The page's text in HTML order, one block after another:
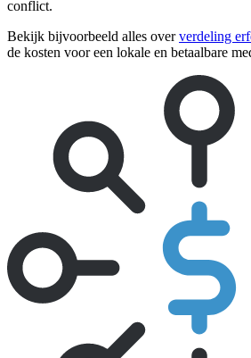
conflict.
Bekijk bijvoorbeeld alles oververdeling
de kosten voor een lokale en betaalbare